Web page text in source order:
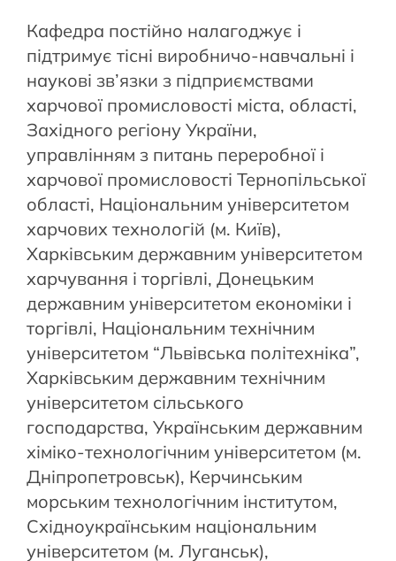
Кафедра постійно налагоджує і
підтримує тісні виробничо-навчальні і
наукові зв’язки з підприємствами
харчової промисловості міста, області,
Західного регіону України,
управлінням з питань переробної і
харчової промисловості Тернопільської
області, Національним університетом
харчових технологій (м. Київ),
Харківським державним університетом
харчування і торгівлі, Донецьким
державним університетом економіки і
торгівлі, Національним технічним
університетом “Львівська політехніка”,
Харківським державним технічним
університетом сільського
господарства, Українським державним
хіміко-технологічним університетом (м.
Дніпропетровськ), Керчинським
морським технологічним інститутом,
Східноукраїнським національним
університетом (м. Луганськ),